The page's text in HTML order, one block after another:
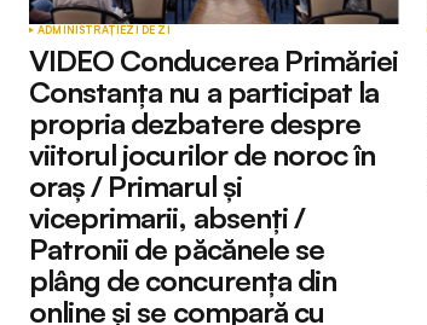
ADMINISTRAȚIEZI DE ZI
VIDEO Conducerea Primăriei
Constanța nu a participat la
propria dezbatere despre
viitorul jocurilor de noroc în
oraș / Primarul și
viceprimarii, absenți /
Patronii de păcănele se
plâng de concurența din
online și se compară cu